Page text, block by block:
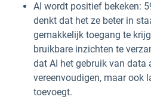
AI wordt positief bekeken:
denkt dat het ze beter in
gemakkelijk toegang te
bruikbare inzichten te
dat AI het gebruik van data
vereenvoudigen, maar ook
toevoegt.